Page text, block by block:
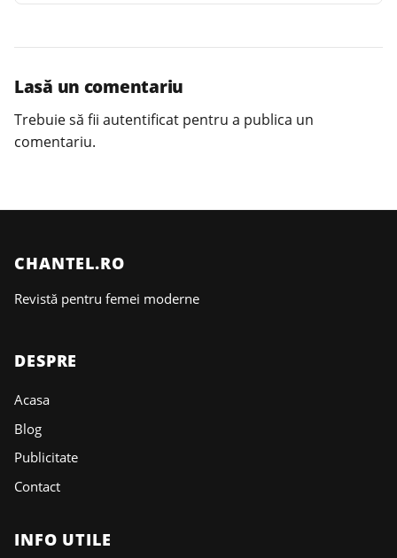
Lasă un comentariu
Trebuie să fii autentificat pentru a publica un
comentariu.
CHANTEL.RO
Revistă pentru femei moderne
DESPRE
Acasa
Blog
Publicitate
Contact
INFO UTILE